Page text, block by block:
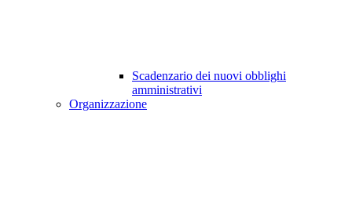
Scadenzario dei nuovi obblighi
amministrativi
Organizzazione